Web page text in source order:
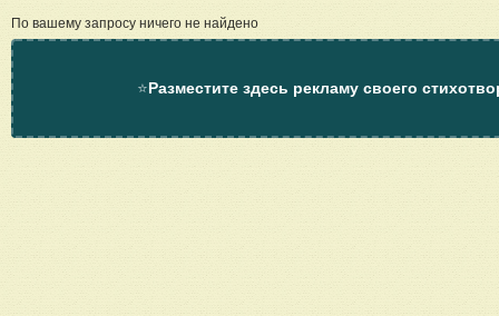
По вашему запросу ничего не найдено
⭐Разместите здесь рекламу своего